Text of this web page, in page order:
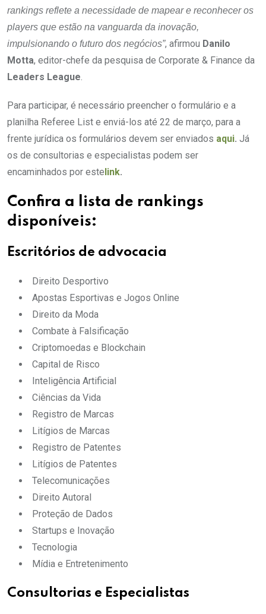
rankings reflete a necessidade de mapear e reconhecer os
players que estão na vanguarda da inovação,
impulsionando o futuro dos negócios”, afirmou Danilo
Motta, editor-chefe da pesquisa de Corporate & Finance da
Leaders League.
Para participar, é necessário preencher o formulário e a
planilha Referee List e enviá-los até 22 de março, para a
frente jurídica os formulários devem ser enviados aqui. Já
os de consultorias e especialistas podem ser
encaminhados por estelink.
Confira a lista de rankings
disponíveis:
Escritórios de advocacia
Direito Desportivo
Apostas Esportivas e Jogos Online
Direito da Moda
Combate à Falsificação
Criptomoedas e Blockchain
Capital de Risco
Inteligência Artificial
Ciências da Vida
Registro de Marcas
Litígios de Marcas
Registro de Patentes
Litígios de Patentes
Telecomunicações
Direito Autoral
Proteção de Dados
Startups e Inovação
Tecnologia
Mídia e Entretenimento
Consultorias e Especialistas